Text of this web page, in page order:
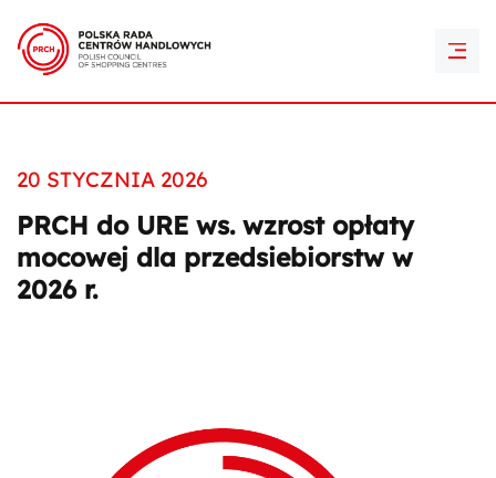
20 STYCZNIA 2026
PRCH do URE ws. wzrost opłaty
mocowej dla przedsiebiorstw w
2026 r.